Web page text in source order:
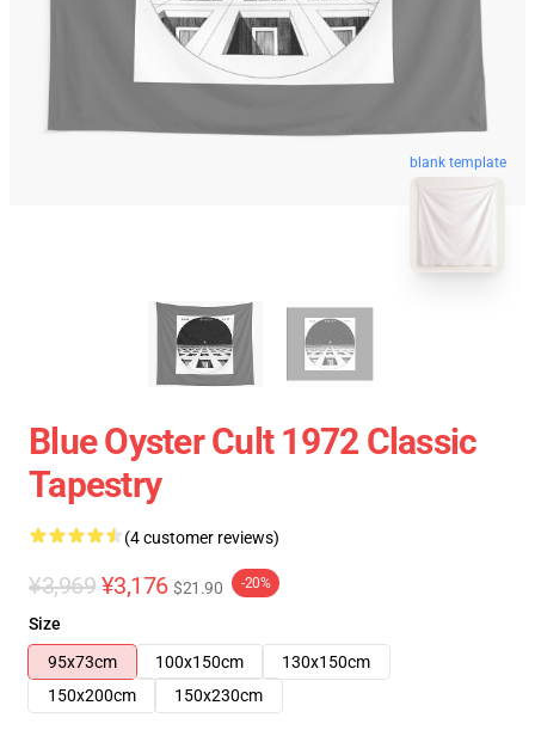
blank template
Blue Oyster Cult 1972 Classic
Tapestry
(4 customer reviews)
¥3,969 ¥3,176 $21.90 -20%
Size
95x73cm
100x150cm
130x150cm
150x200cm
150x230cm